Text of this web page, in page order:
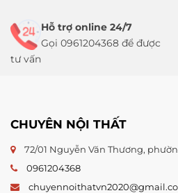
Hỗ trợ online 24/7
Gọi 0961204368 để được
tư vấn
CHUYÊN NỘI THẤT
72/01 Nguyễn Văn Thương,
0961204368